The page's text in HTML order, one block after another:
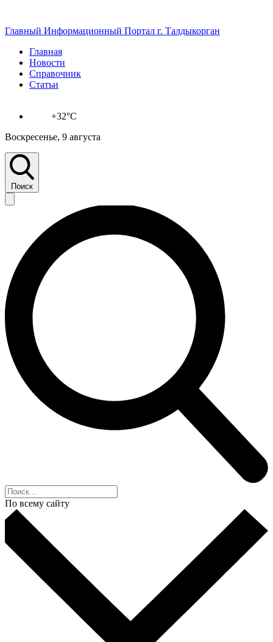
Главный Информационный Портал г. Талдыкорган
Главная
Новости
Справочник
Статьи
+32°C
Воскресенье, 9 августа
Поиск
По всему сайту